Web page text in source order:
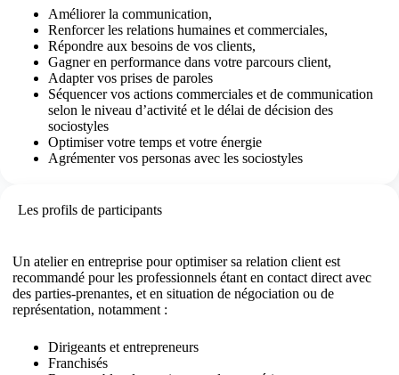
Améliorer la communication,
Renforcer les relations humaines et commerciales,
Répondre aux besoins de vos clients,
Gagner en performance dans votre parcours client,
Adapter vos prises de paroles
Séquencer vos actions commerciales et de communication
selon le niveau d’activité et le délai de décision des
sociostyles
Optimiser votre temps et votre énergie
Agrémenter vos personas avec les sociostyles
Les profils de participants
Un atelier en entreprise pour optimiser sa relation client est
recommandé pour les professionnels étant en contact direct avec
des parties-prenantes, et en situation de négociation ou de
représentation, notamment :
Dirigeants et entrepreneurs
Franchisés